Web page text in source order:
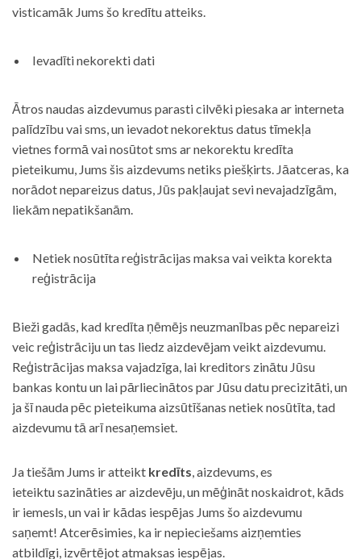
visticamāk Jums šo kredītu atteiks.
Ievadīti nekorekti dati
Ātros naudas aizdevumus parasti cilvēki piesaka ar interneta
palīdzību vai sms, un ievadot nekorektus datus tīmekļa
vietnes formā vai nosūtot sms ar nekorektu kredīta
pieteikumu, Jums šis aizdevums netiks piešķirts. Jāatceras, ka
norādot nepareizus datus, Jūs pakļaujat sevi nevajadzīgām,
liekām nepatikšanām.
Netiek nosūtīta reģistrācijas maksa vai veikta korekta
reģistrācija
Bieži gadās, kad kredīta ņēmējs neuzmanības pēc nepareizi
veic reģistrāciju un tas liedz aizdevējam veikt aizdevumu.
Reģistrācijas maksa vajadzīga, lai kreditors zinātu Jūsu
bankas kontu un lai pārliecinātos par Jūsu datu precizitāti, un
ja šī nauda pēc pieteikuma aizsūtīšanas netiek nosūtīta, tad
aizdevumu tā arī nesaņemsiet.
Ja tiešām Jums ir atteikt kredīts, aizdevums, es
ieteiktu sazināties ar aizdevēju, un mēģināt noskaidrot, kāds
ir iemesls, un vai ir kādas iespējas Jums šo aizdevumu
saņemt! Atcerēsimies, ka ir nepieciešams aizņemties
atbildīgi, izvērtējot atmaksas iespējas.